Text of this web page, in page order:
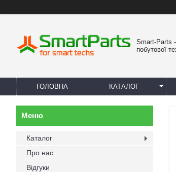
Smart-Parts
побутової
ГОЛОВНА КАТАЛОГ
Каталог
Про нас
Відгуки